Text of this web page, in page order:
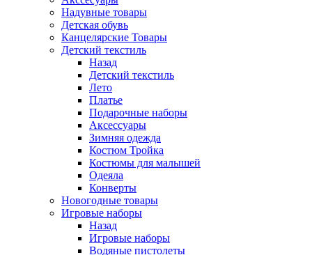
Надувные товары
Детская обувь
Канцелярские Товары
Детский текстиль
Назад
Детский текстиль
Лето
Платье
Подарочные наборы
Аксессуары
Зимняя одежда
Костюм Тройка
Костюмы для малышей
Одеяла
Конверты
Новогодные товары
Игровые наборы
Назад
Игровые наборы
Водяные пистолеты